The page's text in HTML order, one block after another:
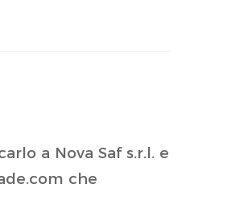
a Nova Saf s.r.l. e
che